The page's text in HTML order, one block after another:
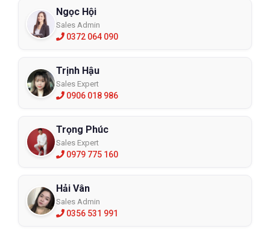
Ngọc Hội
Sales Admin
0372 064 090
Trịnh Hậu
Sales Expert
0906 018 986
Trọng Phúc
Sales Expert
0979 775 160
Hải Vân
Sales Admin
0356 531 991